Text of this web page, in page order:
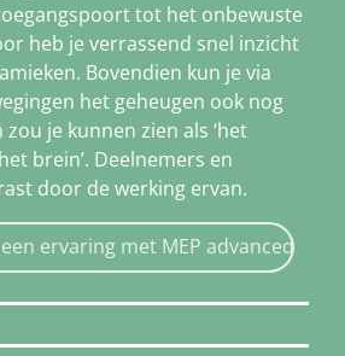
tot het onbewuste
heb je verrassend snel inzicht
Bovendien kun je via
het geheugen ook nog
je kunnen zien als ‘het
brein’. Deelnemers en
door de werking ervan.
ervaring met MEP advanced